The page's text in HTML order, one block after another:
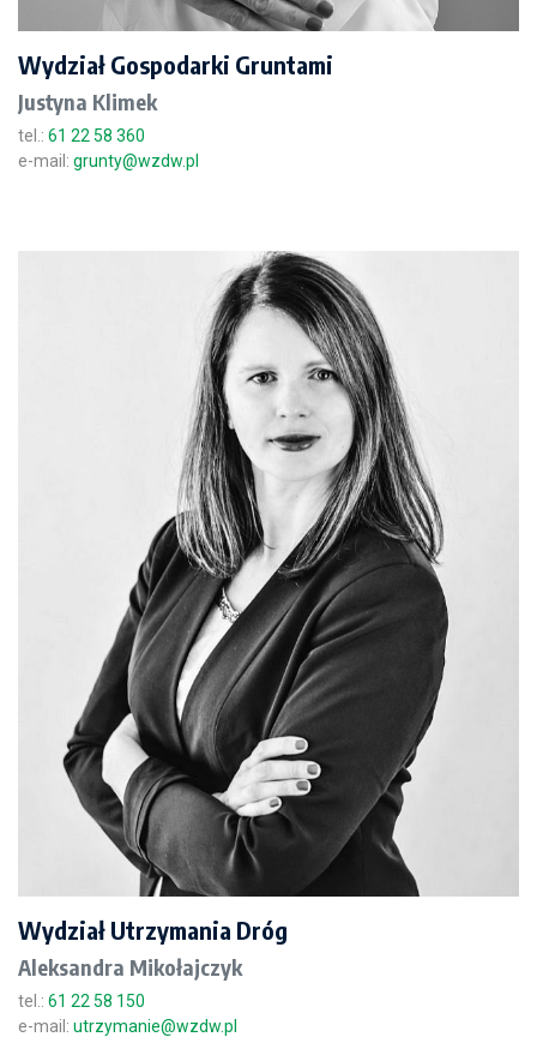
Wydział Gospodarki Gruntami
Justyna Klimek
tel.: 61 22 58 360
e-mail: grunty@wzdw.pl
Wydział Utrzymania Dróg
Aleksandra Mikołajczyk
tel.: 61 22 58 150
e-mail: utrzymanie@wzdw.pl